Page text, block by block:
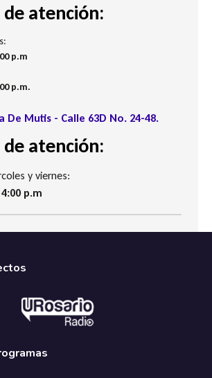
atención:
p.m
p.m.
De Mutis - Calle 63D No. 24-48.
atención:
y viernes:
p.m